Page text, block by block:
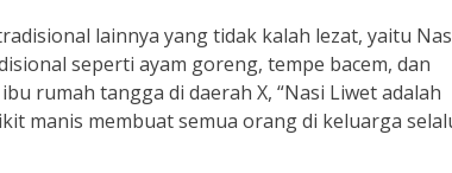
lainnya yang tidak kalah lezat, yaitu
seperti ayam goreng, tempe bacem, dan
rumah tangga di daerah X, “Nasi Liwet adalah
manis membuat semua orang di keluarga